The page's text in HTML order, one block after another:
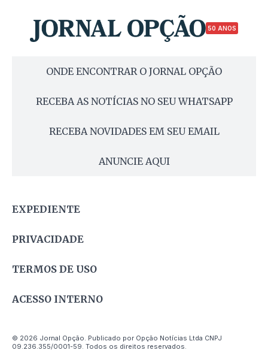
50 ANOS
ONDE ENCONTRAR O JORNAL OPÇÃO
RECEBA AS NOTÍCIAS NO SEU WHATSAPP
RECEBA NOVIDADES EM SEU EMAIL
ANUNCIE AQUI
EXPEDIENTE
PRIVACIDADE
TERMOS DE USO
ACESSO INTERNO
© 2026 Jornal Opção. Publicado por Opção Notícias Ltda CNPJ
09.236.355/0001-59. Todos os direitos reservados.